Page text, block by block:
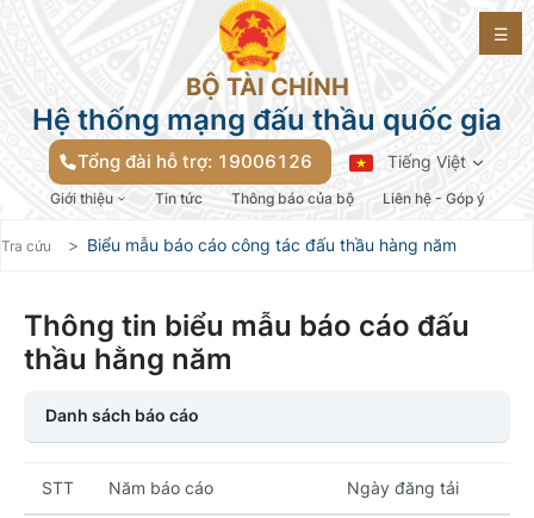
☰
BỘ TÀI CHÍNH
Hệ thống mạng đấu thầu quốc gia
Tổng đài hỗ trợ: 19006126 Tiếng Việt
Giới thiệu Tin tức Thông báo của bộ Liên hệ - Góp ý
Biểu mẫu công tác đấu thầu
Tra cứu Biểu mẫu báo cáo công tác đấu thầu hàng năm
Thông tin biểu mẫu báo cáo đấu
thầu hằng năm
Danh sách báo cáo
STT Năm báo cáo Ngày đăng tải